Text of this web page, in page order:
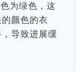
为绿色，这
颜色的衣
导致进展缓